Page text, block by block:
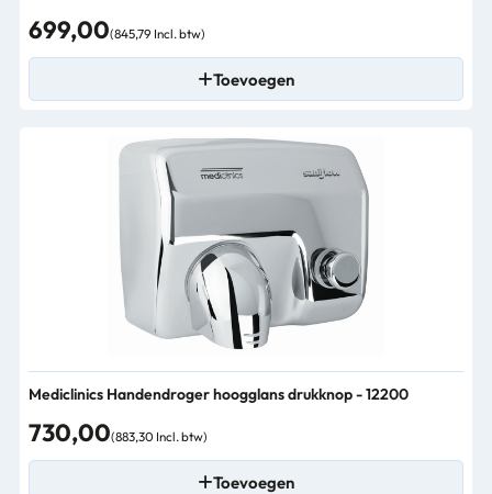
699,00(845,79 Incl. btw)
Toevoegen
Mediclinics Handendroger hoogglans drukknop - 12200
730,00(883,30 Incl. btw)
Toevoegen